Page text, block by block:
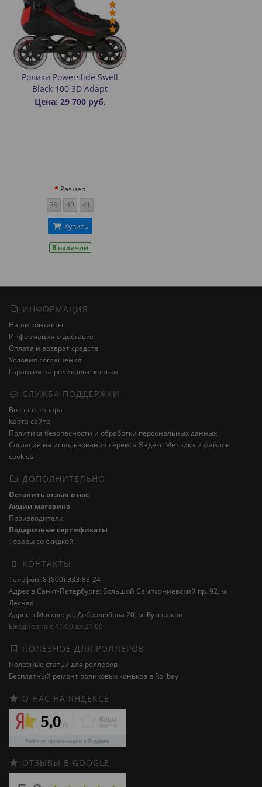
Ролики Powerslide Swell
Black 100 3D Adapt
Цена: 29 700 руб.
Размер
39
40 41
Купить
В наличии
ИНФОРМАЦИЯ
Наши контакты
Информация о доставке
Оплата и возврат средств
Условия соглашения
Гарантия на роликовые коньки
СЛУЖБА ПОДДЕРЖКИ
Возврат товара
Карта сайта
Политика безопасности и обработки персональных данных
Cогласие на использования сервиса Яндекс.Метрика и файлов
cookies
ДОПОЛНИТЕЛЬНО
Оставить отзыв о нас
Акции магазина
Производители
Подарочные сертификаты
Товары со скидкой
КОНТАКТЫ
Телефон: 8 (800) 333-83-24
Адрес в Санкт-Петербурге: Большой Сампсониевский пр. 92, м.
Лесная
Адрес в Москве: ул. Добролюбова 20, м. Бутырская
Ежедневно с 11:00 до 21:00
ПОЛЕЗНОЕ ДЛЯ РОЛЛЕРОВ
Полезные статьи для роллеров
Бесплатный ремонт роликовых коньков в Rollbay
О НАС НА ЯНДЕКСЕ
ОТЗЫВЫ В GOOGLE